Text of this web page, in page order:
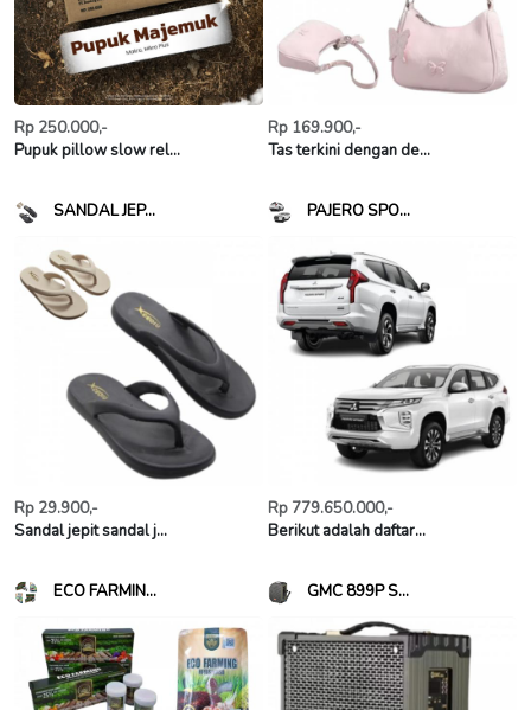
Rp 250.000,-
Pupuk pillow slow rel...
Rp 169.900,-
Tas terkini dengan de...
SANDAL JEP...
Rp 29.900,-
Sandal jepit sandal j...
PAJERO SPO...
Rp 779.650.000,-
Berikut adalah daftar...
ECO FARMIN... GMC 899P S...